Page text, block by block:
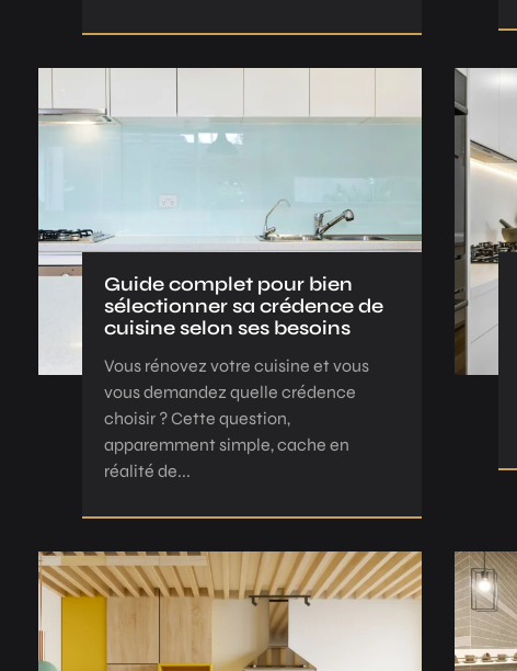
Guide complet pour bien
sélectionner sa crédence de
cuisine selon ses besoins
Vous rénovez votre cuisine et vous
vous demandez quelle crédence
choisir ? Cette question,
apparemment simple, cache en
réalité de...